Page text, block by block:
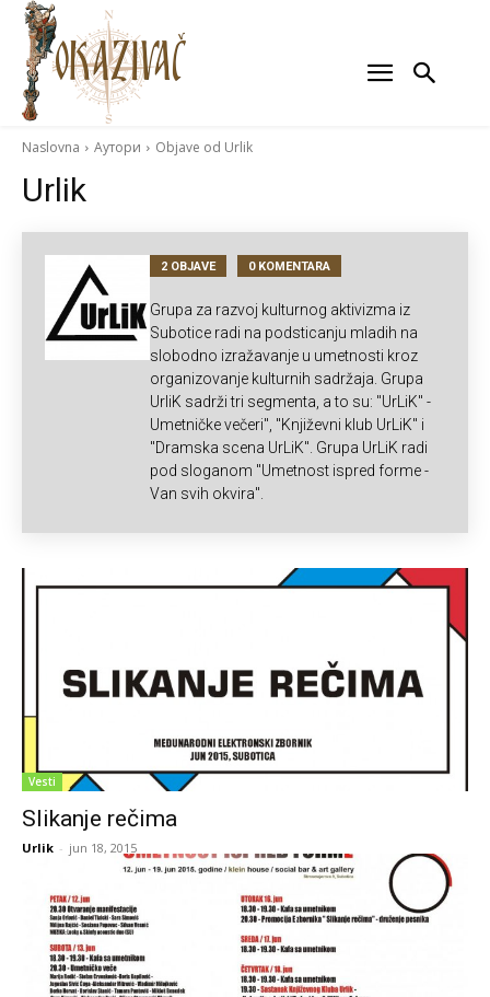
Naslovna Аутори Objave od Urlik
Urlik
2 OBJAVE 0 KOMENTARA
Grupa za razvoj kulturnog aktivizma iz
Subotice radi na podsticanju mladih na
slobodno izražavanje u umetnosti kroz
organizovanje kulturnih sadržaja. Grupa
UrliK sadrži tri segmenta, a to su: "UrLiK" -
Umetničke večeri", "Književni klub UrLiK" i
"Dramska scena UrLiK". Grupa UrLiK radi
pod sloganom "Umetnost ispred forme -
Van svih okvira".
Vesti
Slikanje rečima
Urlik - jun 18, 2015